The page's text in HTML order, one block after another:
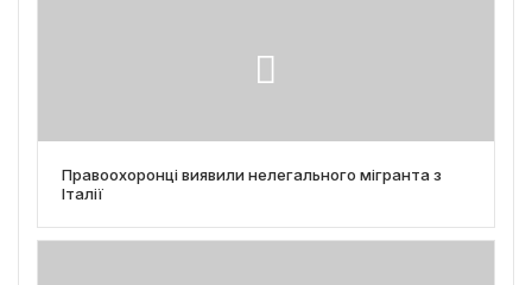
Правоохоронці виявили нелегального мігранта з
Італії